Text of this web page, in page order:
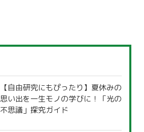
【自由研究にもぴったり】夏休みの
思い出を一生モノの学びに！「光の
不思議」探究ガイド